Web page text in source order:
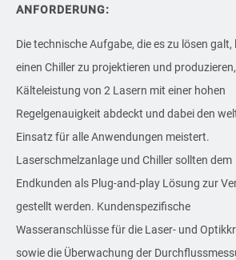
ANFORDERUNG:
Die technische Aufgabe, die es zu lösen galt,
einen Chiller zu projektieren und
Kälteleistung von 2 Lasern mit einer hohen
Regelgenauigkeit abdeckt und dabei den
Einsatz für alle Anwendungen meistert.
Laserschmelzanlage und Chiller sollten dem
Endkunden als Plug-and-play Lösung zur
gestellt werden. Kundenspezifische
Wasseranschlüsse für die Laser- und
sowie die Überwachung der